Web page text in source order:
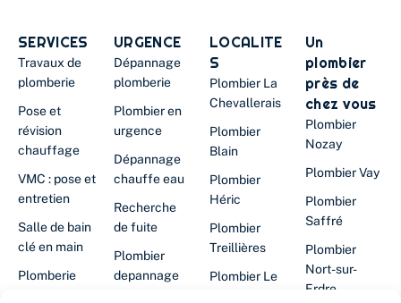
SERVICES
Travaux de
plomberie
Pose et
révision
chauffage
VMC : pose et
entretien
Salle de bain
clé en main
Plomberie
URGENCE
Dépannage
plomberie
Plombier en
urgence
Dépannage
chauffe eau
Recherche
de fuite
Plombier
depannage
LOCALITE
S
Plombier La
Chevallerais
Plombier
Blain
Plombier
Héric
Plombier
Treillières
Plombier Le
Un
plombier
près de
chez vous
Plombier
Nozay
Plombier Vay
Plombier
Saffré
Plombier
Nort-sur-
Erdre